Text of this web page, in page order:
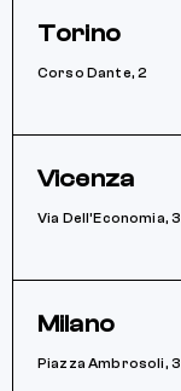
Torino
Corso Dante, 2
Vicenza
Via Dell’Economia,
Milano
Piazza Ambrosoli, 3